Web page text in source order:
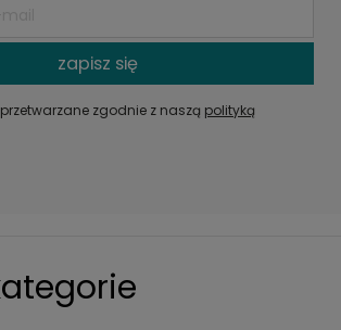
zapisz się
zgodnie z naszą polityką